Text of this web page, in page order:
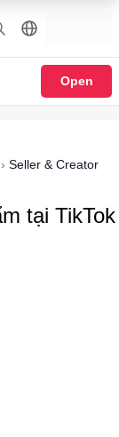
Open
› Seller & Creator
tại TikTok